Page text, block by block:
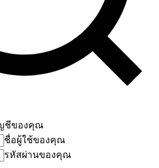
ชีของคุณ
ชื่อผู้ใช้ของคุณ
รหัสผ่านของคุณ